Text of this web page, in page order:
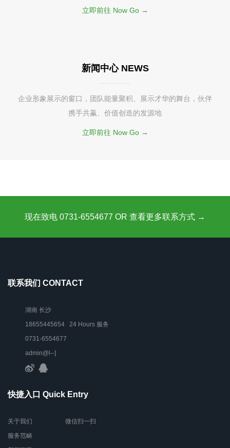
立即前往 Now Go →
新闻中心 NEWS
企业形象展示的窗口，团队能量聚积、展示才华的舞台，伙伴
携手共赢、价值创造的发源地
立即前往 Now Go →
现在致电 0731-6554677 OR 查看更多联系方式 →
联系我们 CONTACT
湖南 长沙
18655445654 24 Hours 服务
0731-6554677
admin@l--]
快捷入口 Quick Entry
关于我们
服务范畴
微信扫一扫